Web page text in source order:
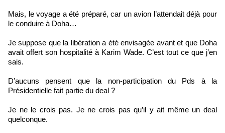
Mais, le voyage a été préparé, car un avion l’attendait déjà pour
le conduire à Doha…
Je suppose que la libération a été envisagée avant et que Doha
avait offert son hospitalité à Karim Wade. C’est tout ce que j’en
sais.
D’aucuns pensent que la non-participation du Pds à la
Présidentielle fait partie du deal ?
Je ne le crois pas. Je ne crois pas qu’il y ait même un deal
quelconque.